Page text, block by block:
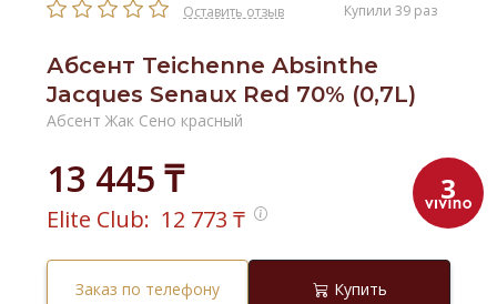
Оставить отзыв Купили 39 раз
Абсент Teichenne Absinthe
Jacques Senaux Red 70% (0,7L)
Абсент Жак Сено красный
13 445 ₸ 3
Elite Club: 12 773 ₸
Заказ по телефону Купить